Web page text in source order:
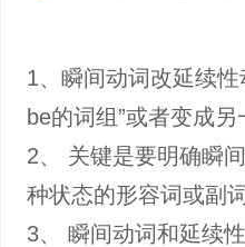
1、瞬间动词改延续
be的词组”或者变成
2、 关键是要明确瞬
种状态的形容词或副
3、 瞬间动词和延续